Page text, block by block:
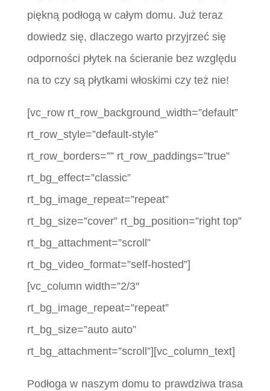
piękną podłogą w całym domu. Już teraz
dowiedz się, dlaczego warto przyjrzeć się
odporności płytek na ścieranie bez względu
na to czy są płytkami włoskimi czy też nie!
[vc_row rt_row_background_width=”default”
rt_row_style=”default-style”
rt_row_borders=”” rt_row_paddings=”true”
rt_bg_effect=”classic”
rt_bg_image_repeat=”repeat”
rt_bg_size=”cover” rt_bg_position=”right top”
rt_bg_attachment=”scroll”
rt_bg_video_format=”self-hosted”]
[vc_column width=”2/3″
rt_bg_image_repeat=”repeat”
rt_bg_size=”auto auto”
rt_bg_attachment=”scroll”][vc_column_text]
Podłoga w naszym domu to prawdziwa trasa